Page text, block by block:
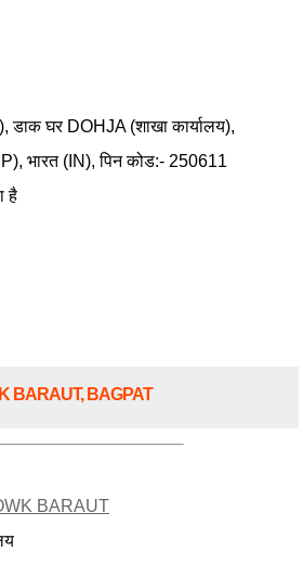
डाक घर DOHJA (शाखा कार्यालय),
भारत (IN), पिन कोड:- 250611
है
BARAUT, BAGPAT
BARAUT